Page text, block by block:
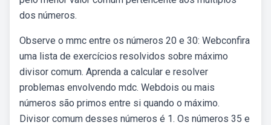
dos números.
Observe o mmc entre os números 20 e 30: Webconfira
uma lista de exercícios resolvidos sobre máximo
divisor comum. Aprenda a calcular e resolver
problemas envolvendo mdc. Webdois ou mais
números são primos entre si quando o máximo.
Divisor comum desses números é 1. Os números 35 e